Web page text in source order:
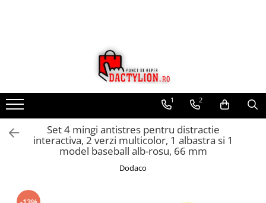
1 2
Set 4 mingi antistres pentru distractie
interactiva, 2 verzi multicolor, 1 albastra si 1
model baseball alb-rosu, 66 mm
Dodaco